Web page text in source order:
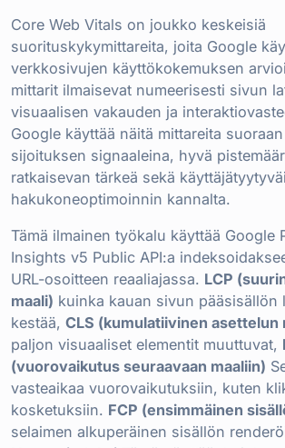
Core Web Vitals on joukko keskeisiä
suorituskykymittareita, joita Google
verkkosivujen käyttökokemuksen
mittarit ilmaisevat numeerisesti sivun
visuaalisen vakauden ja
Google käyttää näitä mittareita
sijoituksen signaaleina, hyvä
ratkaisevan tärkeä sekä
hakukoneoptimoinnin kannalta.
Tämä ilmainen työkalu käyttää Google
Insights v5 Public API:a
URL-osoitteen reaaliajassa. LCP
maali) kuinka kauan sivun pääsisällön
kestää, CLS (kumulatiivinen asettelun
paljon visuaaliset elementit muuttuvat,
(vuorovaikutus seuraavaan maaliin)
vasteaikaa vuorovaikutuksiin, kuten
kosketuksiin. FCP (ensimmäinen
selaimen alkuperäinen sisällön